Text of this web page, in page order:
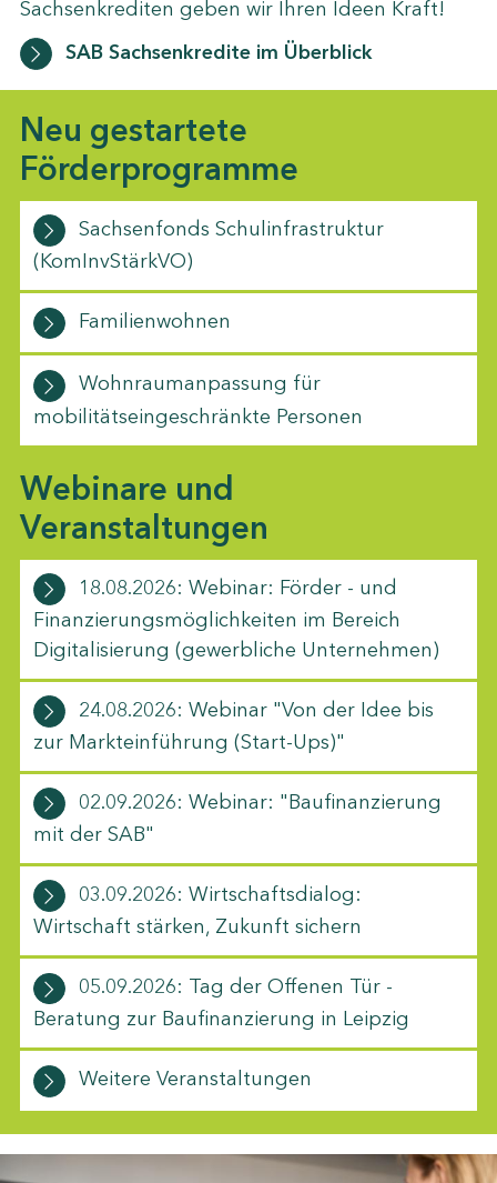
Sachsenkrediten geben wir Ihren Ideen Kraft!
SAB Sachsenkredite im Überblick
Neu gestartete
Förderprogramme
Sachsenfonds Schulinfrastruktur
(KomInvStärkVO)
Familienwohnen
Wohnraumanpassung für
mobilitätseingeschränkte Personen
Webinare und
Veranstaltungen
18.08.2026: Webinar: Förder - und
Finanzierungsmöglichkeiten im Bereich
Digitalisierung (gewerbliche Unternehmen)
24.08.2026: Webinar "Von der Idee bis
zur Markteinführung (Start-Ups)"
02.09.2026: Webinar: "Baufinanzierung
mit der SAB"
03.09.2026: Wirtschaftsdialog:
Wirtschaft stärken, Zukunft sichern
05.09.2026: Tag der Offenen Tür -
Beratung zur Baufinanzierung in Leipzig
Weitere Veranstaltungen